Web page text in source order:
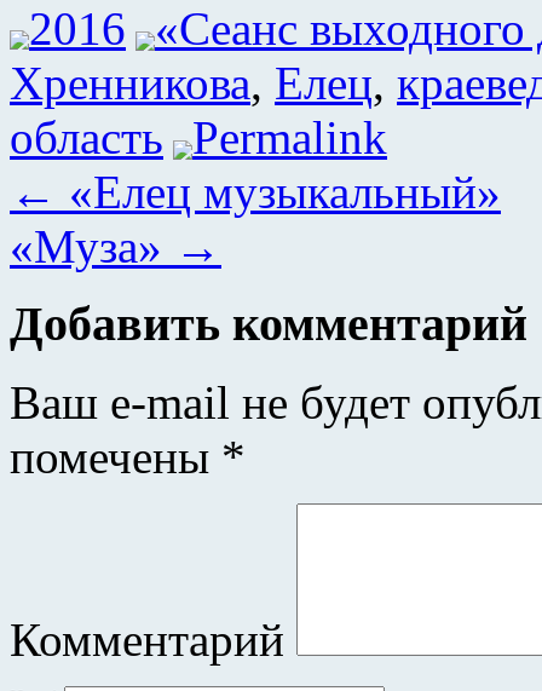
2016
«Сеанс выходного
Хренникова, Елец,
область
Permalink
← «Елец музыкальный»
«Муза» →
Добавить комментарий
Ваш e-mail не будет
помечены *
Комментарий